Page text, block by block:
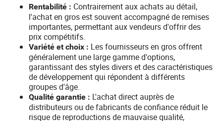
Rentabilité : Contrairement aux achats au détail,
l'achat en gros est souvent accompagné de remises
importantes, permettant aux vendeurs d'offrir des
prix compétitifs.
Variété et choix : Les fournisseurs en gros offrent
généralement une large gamme d'options,
garantissant des styles divers et des caractéristiques
de développement qui répondent à différents
groupes d'âge.
Qualité garantie : L'achat direct auprès de
distributeurs ou de fabricants de confiance réduit le
risque de reproductions de mauvaise qualité,